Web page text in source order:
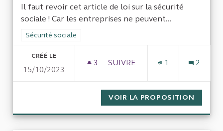
Il faut revoir cet article de loi sur la sécurité
sociale ! Car les entreprises ne peuvent...
Filtrer les résultats de la catégorie : Sécurité sociale
Sécurité sociale
CRÉÉ LE
15/10/2023
3 3 ABONNÉS
SUIVRE
1 2
VOIR LA PROPOSITION